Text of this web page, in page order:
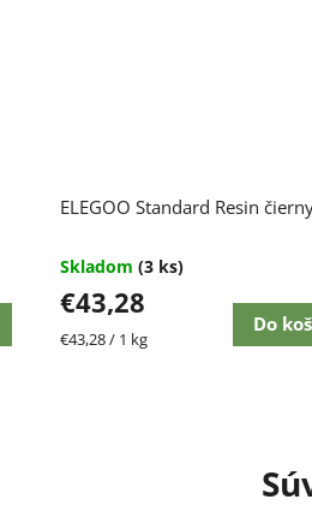
ELEGOO Standard Resin
Skladom (3 ks)
€43,28
Jednotková
€43,28 / 1 kg
Do